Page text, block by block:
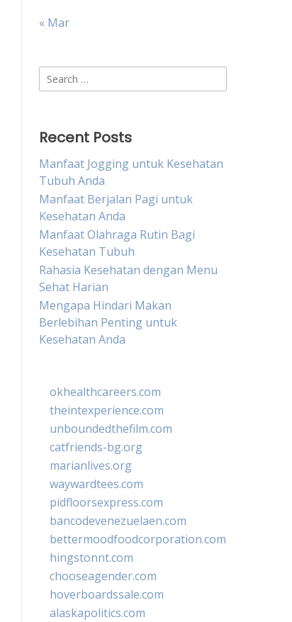
« Mar
Search
for:
Recent Posts
Manfaat Jogging untuk Kesehatan
Tubuh Anda
Manfaat Berjalan Pagi untuk
Kesehatan Anda
Manfaat Olahraga Rutin Bagi
Kesehatan Tubuh
Rahasia Kesehatan dengan Menu
Sehat Harian
Mengapa Hindari Makan
Berlebihan Penting untuk
Kesehatan Anda
okhealthcareers.com
theintexperience.com
unboundedthefilm.com
catfriends-bg.org
marianlives.org
waywardtees.com
pidfloorsexpress.com
bancodevenezuelaen.com
bettermoodfoodcorporation.com
hingstonnt.com
chooseagender.com
hoverboardssale.com
alaskapolitics.com